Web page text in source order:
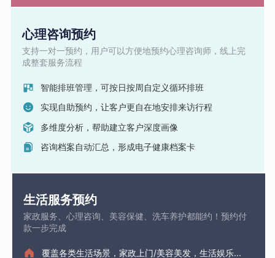
心理咨询预约
支持一对一预约，用户可以方便地预约心理咨询师，线上完
成整套服务流程
智能排班管理，可按日按周自定义循环排班
实现自助预约，让客户更自在地安排来访行程
多维度分析，帮助建立客户深度画像
咨询档案自动汇总，形成电子健康档案卡
生活服务预约
家政服务、心理咨询、美容保健、洗车养护都能约！预约付
款一步完成
覆盖各类生活场景，家政上门/美容美发，生活娱乐...